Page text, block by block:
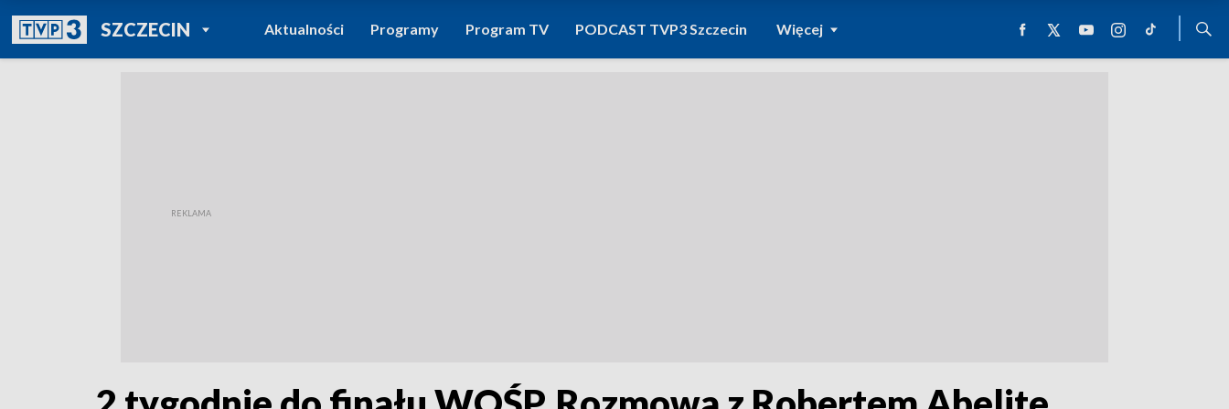
SZCZECINPOWRÓT DO
TVP REGIONY
Aktualności Programy Program TV PODCAST TVP3 Szczecin Więcej